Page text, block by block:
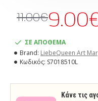
ΣΕ ΑΠΟΘΕΜΑ
Brand: LiebeQueen Art
Κωδικός: S7018510L
11.00€
Κάνε τις